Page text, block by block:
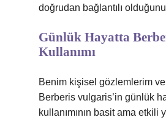
doğrudan bağlantılı olduğunu
Günlük Hayatta
Kullanımı
Benim kişisel gözlemlerim
Berberis vulgaris’in günlük
kullanımının basit ama etkili